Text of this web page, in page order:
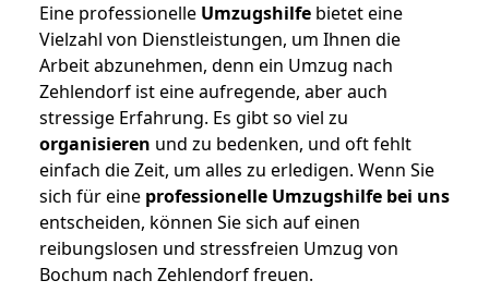
Eine professionelle Umzugshilfe bietet eine
Vielzahl von Dienstleistungen, um Ihnen die
Arbeit abzunehmen, denn ein Umzug nach
Zehlendorf ist eine aufregende, aber auch
stressige Erfahrung. Es gibt so viel zu
organisieren und zu bedenken, und oft fehlt
einfach die Zeit, um alles zu erledigen. Wenn Sie
sich für eine professionelle Umzugshilfe bei uns
entscheiden, können Sie sich auf einen
reibungslosen und stressfreien Umzug von
Bochum nach Zehlendorf freuen.